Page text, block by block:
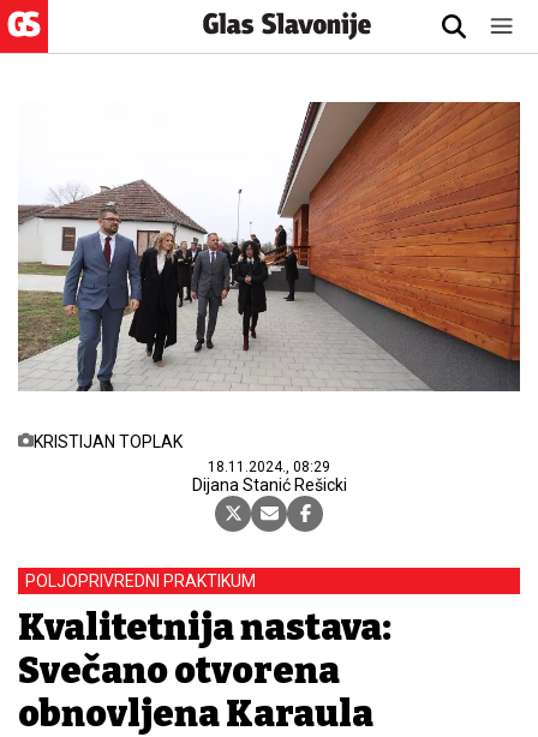
KRISTIJAN TOPLAK
18.11.2024., 08:29
Dijana Stanić Rešicki
POLJOPRIVREDNI PRAKTIKUM
Kvalitetnija nastava:
Svečano otvorena
obnovljena Karaula